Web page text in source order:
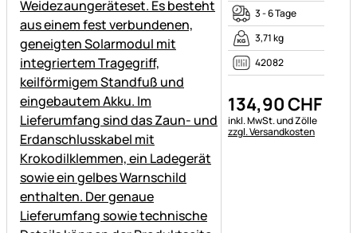
3 - 6 Tage
3,71 kg
42082
134,90CHF
Steuerhinweis:
inkl. MwSt. und Zölle
zzgl. Versandkosten